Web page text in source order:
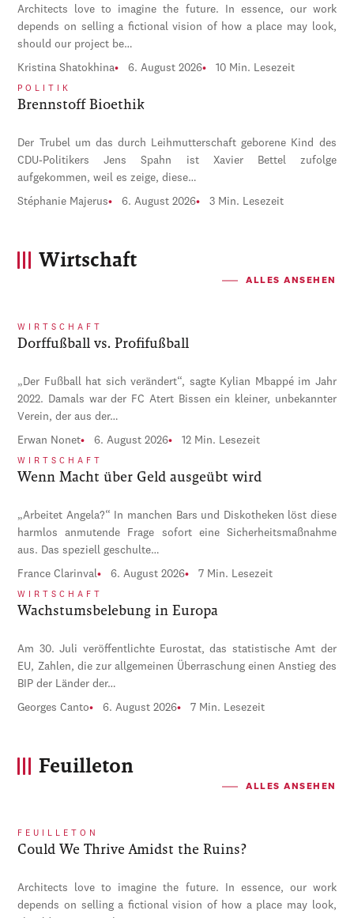
Architects love to imagine the future. In essence, our work
depends on selling a fictional vision of how a place may look,
should our project be…
Kristina Shatokhina 6. August 2026 10 Min. Lesezeit
POLITIK
Brennstoff Bioethik
Der Trubel um das durch Leihmutterschaft geborene Kind des
CDU-Politikers Jens Spahn ist Xavier Bettel zufolge
aufgekommen, weil es zeige, diese…
Stéphanie Majerus 6. August 2026 3 Min. Lesezeit
Wirtschaft
ALLES ANSEHEN
WIRTSCHAFT
Dorffußball vs. Profifußball
„Der Fußball hat sich verändert“, sagte Kylian Mbappé im Jahr
2022. Damals war der FC Atert Bissen ein kleiner, unbekannter
Verein, der aus der…
Erwan Nonet 6. August 2026 12 Min. Lesezeit
WIRTSCHAFT
Wenn Macht über Geld ausgeübt wird
„Arbeitet Angela?“ In manchen Bars und Diskotheken löst diese
harmlos anmutende Frage sofort eine Sicherheitsmaßnahme
aus. Das speziell geschulte…
France Clarinval 6. August 2026 7 Min. Lesezeit
WIRTSCHAFT
Wachstumsbelebung in Europa
Am 30. Juli veröffentlichte Eurostat, das statistische Amt der
EU, Zahlen, die zur allgemeinen Überraschung einen Anstieg des
BIP der Länder der…
Georges Canto 6. August 2026 7 Min. Lesezeit
Feuilleton
ALLES ANSEHEN
FEUILLETON
Could We Thrive Amidst the Ruins?
Architects love to imagine the future. In essence, our work
depends on selling a fictional vision of how a place may look,